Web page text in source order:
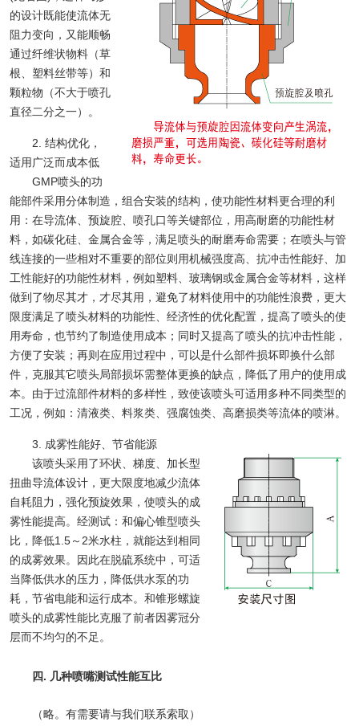
的设计既能使流体无
阻力变向，又能顺畅
通过纤维状物料（草
根、塑料丝带等）和
颗粒物（不大于喷孔
直径二分之一）。
2. 结构优化，
适用广泛而成本低
GMP喷头的功
能部件采用分体制造，组合安装的结构，使功能性材料更合理的利
用：在导流体、预旋腔、喷孔口等关键部位，用高耐磨的功能性材
料，如碳化硅、金属合金等，满足喷头的耐磨寿命需要；在喷头与管
线连接的一些相对不重要的部位则用机械强度高、抗冲击性能好、加
工性能好的功能性材料，例如塑料、玻璃钢或金属合金等材料，这样
做到了物尽其才，才尽其用，避免了材料使用中的功能性浪费，更大
限度满足了喷头材料的功能性、经济性的优化配置，提高了喷头的使
用寿命，也节约了制造使用成本；同时又提高了喷头的抗冲击性能，
方便了安装；再则在应用过程中，可以是什么部件损坏即换什么部
件，克服其它喷头局部损坏需整体更换的缺点，降低了用户的使用成
本。由于过流部件材料的多样性，致使该喷头可适用多种不同类型的
工况，例如：清液类、料浆类、强腐蚀类、高磨损类等流体的喷淋。
3. 成雾性能好、节省能源
该喷头采用了环状、梯度、加长型
扭曲导流体设计，更大限度地减少流体
自耗阻力，强化预旋效果，使喷头的成
雾性能提高。经测试：和偏心锥型喷头
比，降低1.5～2米水柱，就能达到相同
的成雾效果。因此在脱硫系统中，可适
当降低供水的压力，降低供水泵的功
耗，节省电能和运行成本。和锥形螺旋
喷头的成雾性能比克服了前者因雾冠分
层而不均匀的不足。
四. 几种喷嘴测试性能互比
（略。有需要请与我们联系索取）